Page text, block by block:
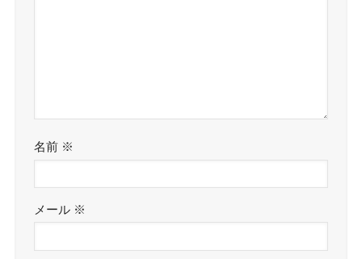
名前 ※
メール ※